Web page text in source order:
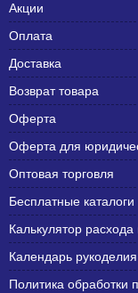
Акции
Оплата
Доставка
Возврат товара
Оферта
Оферта для
Оптовая торговля
Бесплатные каталоги
Калькулятор
Календарь рукоделия
Политика обработки